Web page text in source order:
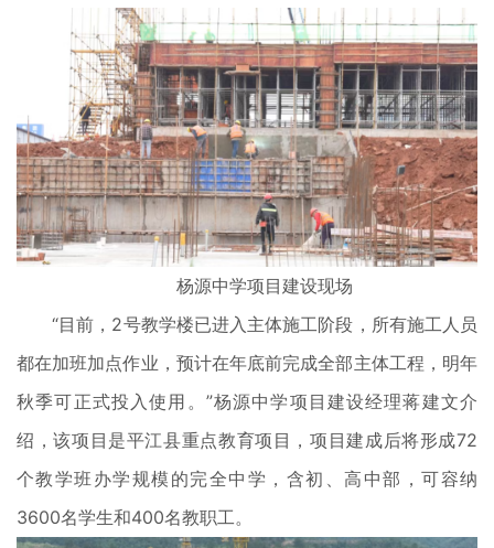
杨源中学项目建设现场
“目前，2号教学楼已进入主体施工阶段，所有施工人员
都在加班加点作业，预计在年底前完成全部主体工程，明年
秋季可正式投入使用。”杨源中学项目建设经理蒋建文介
绍，该项目是平江县重点教育项目，项目建成后将形成72
个教学班办学规模的完全中学，含初、高中部，可容纳
3600名学生和400名教职工。